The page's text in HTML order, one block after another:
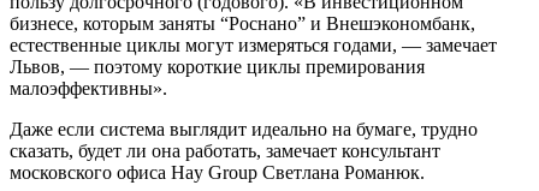
бизнесе, которым заняты “Роснано” и Внешэкономбанк,
естественные циклы могут измеряться годами, — замечает
Львов, — поэтому короткие циклы премирования
малоэффективны».
Даже если система выглядит идеально на бумаге, трудно
сказать, будет ли она работать, замечает консультант
московского офиса Hay Group Светлана Романюк.